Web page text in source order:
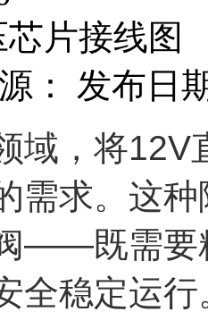
片接线图
： 发布日
域，将12V
需求。这
——既需要
全稳定运